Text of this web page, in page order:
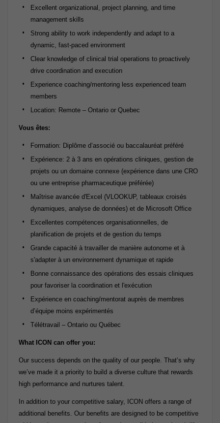
Excellent organizational, project planning, and time
management skills
Strong ability to work independently and adapt to a
dynamic, fast-paced environment
Clear knowledge of clinical trial operations to proactively
drive coordination and execution
Experience coaching/mentoring less experienced team
members
Location: Remote – Ontario or Quebec
Vous êtes:
Formation: Diplôme d’associé ou baccalauréat préféré
Expérience: 2 à 3 ans en opérations cliniques, gestion de
projets ou un domaine connexe (expérience dans une CRO
ou une entreprise pharmaceutique préférée)
Maîtrise avancée d'Excel (VLOOKUP, tableaux croisés
dynamiques, analyse de données) et de Microsoft Office
Excellentes compétences organisationnelles, de
planification de projets et de gestion du temps
Grande capacité à travailler de manière autonome et à
s'adapter à un environnement dynamique et rapide
Bonne connaissance des opérations des essais cliniques
pour favoriser la coordination et l'exécution
Expérience en coaching/mentorat auprès de membres
d’équipe moins expérimentés
Télétravail – Ontario ou Québec
What ICON can offer you:
Our success depends on the quality of our people. That’s why
we’ve made it a priority to build a diverse culture that rewards
high performance and nurtures talent.
In addition to your competitive salary, ICON offers a range of
additional benefits. Our benefits are designed to be competitive